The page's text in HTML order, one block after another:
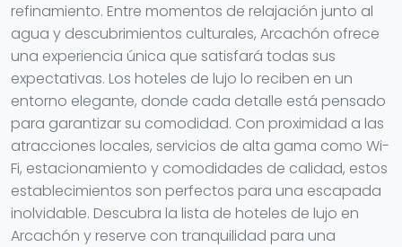
refinamiento. Entre momentos de relajación junto al
agua y descubrimientos culturales, Arcachón ofrece
una experiencia única que satisfará todas sus
expectativas. Los hoteles de lujo lo reciben en un
entorno elegante, donde cada detalle está pensado
para garantizar su comodidad. Con proximidad a las
atracciones locales, servicios de alta gama como Wi-
Fi, estacionamiento y comodidades de calidad, estos
establecimientos son perfectos para una escapada
inolvidable. Descubra la lista de hoteles de lujo en
Arcachón y reserve con tranquilidad para una